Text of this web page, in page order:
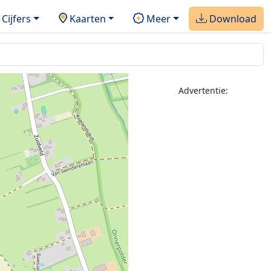
Cijfers Kaarten Meer Download
Advertentie: